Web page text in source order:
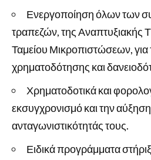
Ενεργοποίηση όλων των
τραπεζών, της Αναπτυξιακής
Ταμείου Μικροπιστώσεων,
χρηματοδότησης και
Χρηματοδοτικά και
εκσυγχρονισμό και την
ανταγωνιστικότητάς τους.
Ειδικά προγράμματα